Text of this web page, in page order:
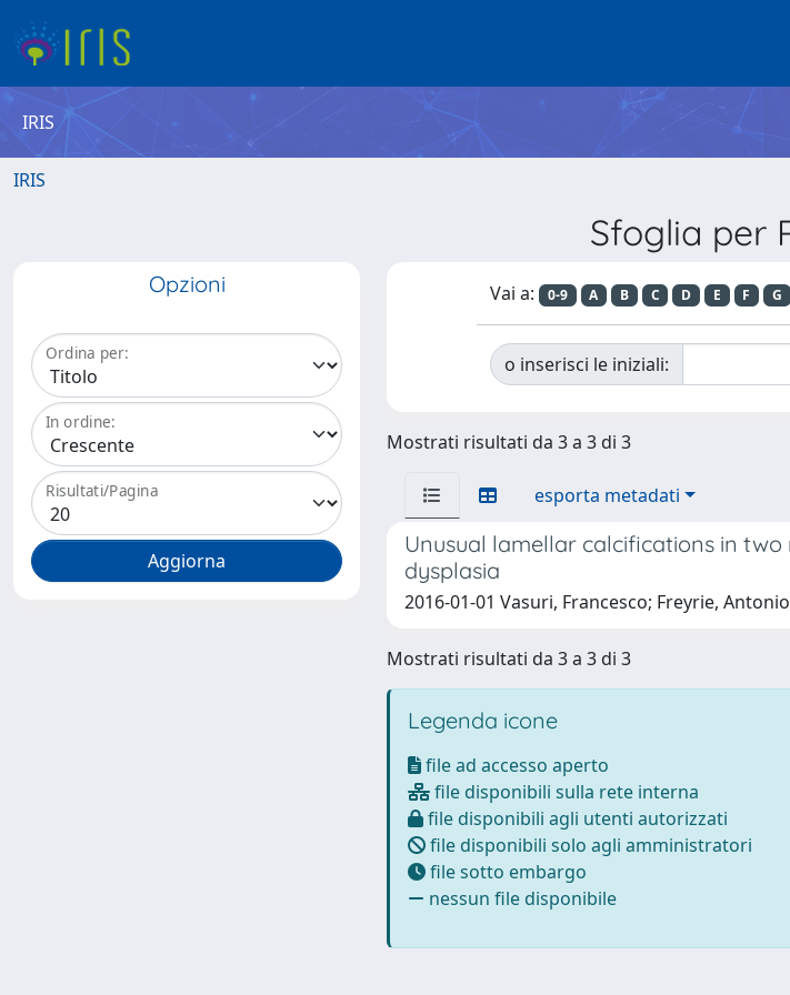
IRIS
IRIS
Sfoglia per
Opzioni
Ordina per:
In ordine:
Risultati/Pagina
Vai a: 0-9 A B C D E F G
o inserisci le iniziali:
Mostrati risultati da 3 a 3 di 3
esporta metadati
Unusual lamellar calcifications in
dysplasia
2016-01-01 Vasuri, Francesco; Freyrie,
Mostrati risultati da 3 a 3 di 3
Legenda icone
file ad accesso aperto
file disponibili sulla rete interna
file disponibili agli utenti autorizzati
file disponibili solo agli amministratori
file sotto embargo
nessun file disponibile